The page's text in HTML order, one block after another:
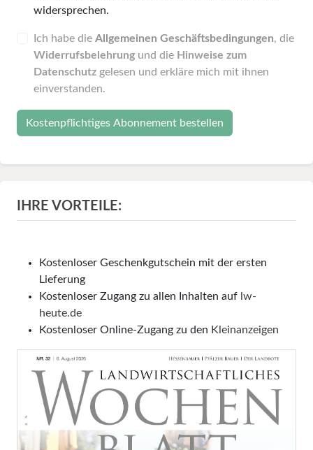
widersprechen.
Ich habe die Allgemeinen Geschäftsbedingungen, die
Widerrufsbelehrung und die Hinweise zum
Datenschutz gelesen und erkläre mich mit ihnen
einverstanden.
Kostenpflichtiges Abonnement bestellen
IHRE VORTEILE:
Kostenloser Geschenkgutschein mit der ersten
Lieferung
Kostenloser Zugang zu allen Inhalten auf lw-
heute.de
Kostenloser Online-Zugang zu den Kleinanzeigen